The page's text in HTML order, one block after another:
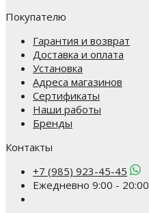
Покупателю
Гарантия и возврат
Доставка и оплата
Установка
Адреса магазинов
Сертификаты
Наши работы
Бренды
Контакты
+7 (985) 923-45-45
Ежедневно 9:00 - 20:00